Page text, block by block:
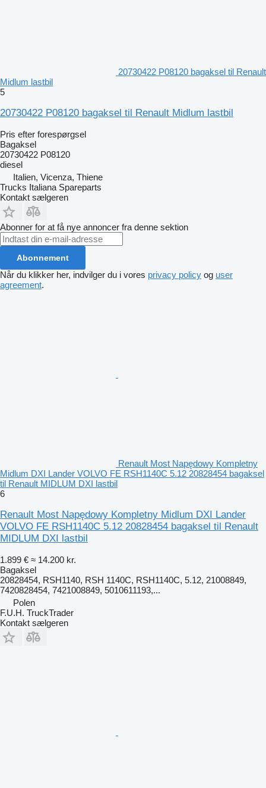
20730422 P08120 bagaksel til Renault
Midlum lastbil
5
20730422 P08120 bagaksel til Renault Midlum lastbil
Pris efter forespørgsel
Bagaksel
20730422 P08120
diesel
Italien, Vicenza, Thiene
Trucks Italiana Spareparts
Kontakt sælgeren
Abonner for at få nye annoncer fra denne sektion
Abonnement
Når du klikker her, indvilger du i vores privacy policy og user
agreement.
Renault Most Napędowy Kompletny
Midlum DXI Lander VOLVO FE RSH1140C 5.12 20828454 bagaksel
til Renault MIDLUM DXI lastbil
6
Renault Most Napędowy Kompletny Midlum DXI Lander
VOLVO FE RSH1140C 5.12 20828454 bagaksel til Renault
MIDLUM DXI lastbil
1.899 € ≈ 14.200 kr.
Bagaksel
20828454, RSH1140, RSH 1140C, RSH1140C, 5.12, 21008849,
7420828454, 7421008849, 5010611193,...
Polen
F.U.H. TruckTrader
Kontakt sælgeren